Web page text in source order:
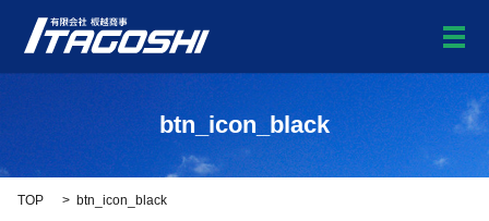
メ
btn_icon_black
TOP btn_icon_black